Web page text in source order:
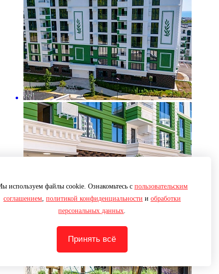
используем файлы cookie. Ознакомьтесь с пользовательским
соглашением, политикой конфиденциальности и обработки
персональных данных
Принять всё